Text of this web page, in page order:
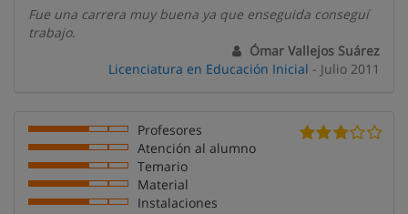
Fue una carrera muy buena ya que enseguida conseguí
trabajo.
Ómar Vallejos Suárez
Licenciatura en Educación Inicial - Julio 2011
Profesores
Atención al alumno
Temario
Material
Instalaciones